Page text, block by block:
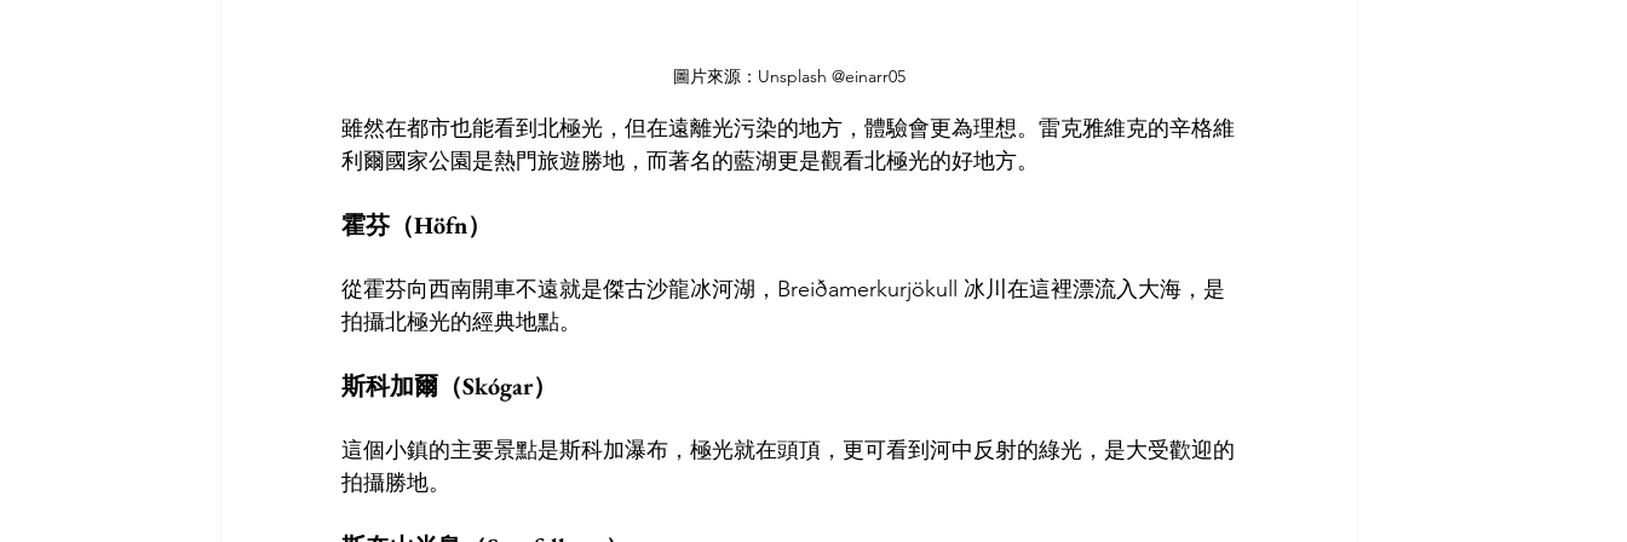
圖片來源：Unsplash @einarr05
雖然在都市也能看到北極光，但在遠離光污染的地方，體驗會更為理想。雷克雅維克的辛格維
利爾國家公園是熱門旅遊勝地，而著名的藍湖更是觀看北極光的好地方。
霍芬（Höfn）
從霍芬向西南開車不遠就是傑古沙龍冰河湖，Breiðamerkurjökull 冰川在這裡漂流入大海，是
拍攝北極光的經典地點。
斯科加爾（Skógar）
這個小鎮的主要景點是斯科加瀑布，極光就在頭頂，更可看到河中反射的綠光，是大受歡迎的
拍攝勝地。